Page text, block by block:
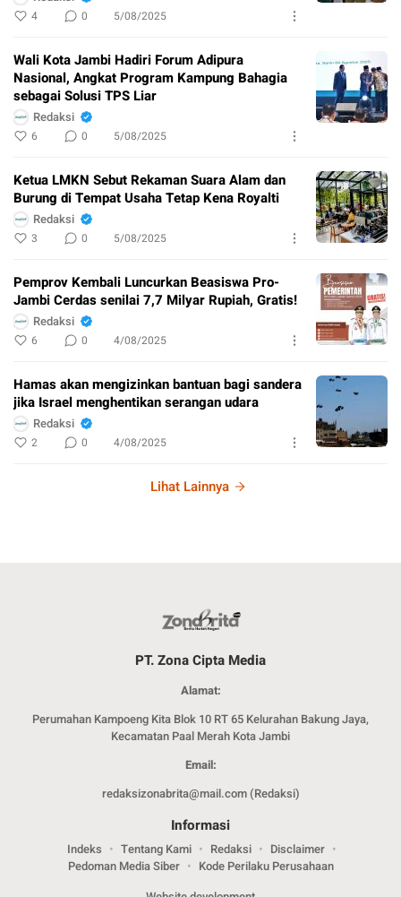
4 0 5/08/2025
Wali Kota Jambi Hadiri Forum Adipura
Nasional, Angkat Program Kampung Bahagia
sebagai Solusi TPS Liar
Redaksi
6 0 5/08/2025
Ketua LMKN Sebut Rekaman Suara Alam dan
Burung di Tempat Usaha Tetap Kena Royalti
Redaksi
3 0 5/08/2025
Pemprov Kembali Luncurkan Beasiswa Pro-
Jambi Cerdas senilai 7,7 Milyar Rupiah, Gratis!
Redaksi
6 0 4/08/2025
Hamas akan mengizinkan bantuan bagi sandera
jika Israel menghentikan serangan udara
Redaksi
2 0 4/08/2025
Lihat Lainnya
PT. Zona Cipta Media
Alamat:
Perumahan Kampoeng Kita Blok 10 RT 65 Kelurahan Bakung Jaya,
Kecamatan Paal Merah Kota Jambi
Email:
redaksizonabrita@mail.com (Redaksi)
Informasi
Indeks Tentang Kami Redaksi
Disclaimer
Pedoman Media Siber
Kode Perilaku Perusahaan